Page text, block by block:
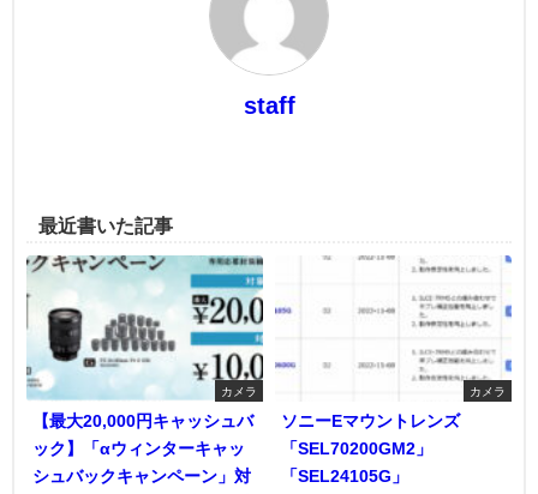
staff
最近書いた記事
カメラ
【最大20,000円キャッシュバ
ック】「αウィンターキャッ
シュバックキャンペーン」対
カメラ
ソニーEマウントレンズ
「SEL70200GM2」
「SEL24105G」